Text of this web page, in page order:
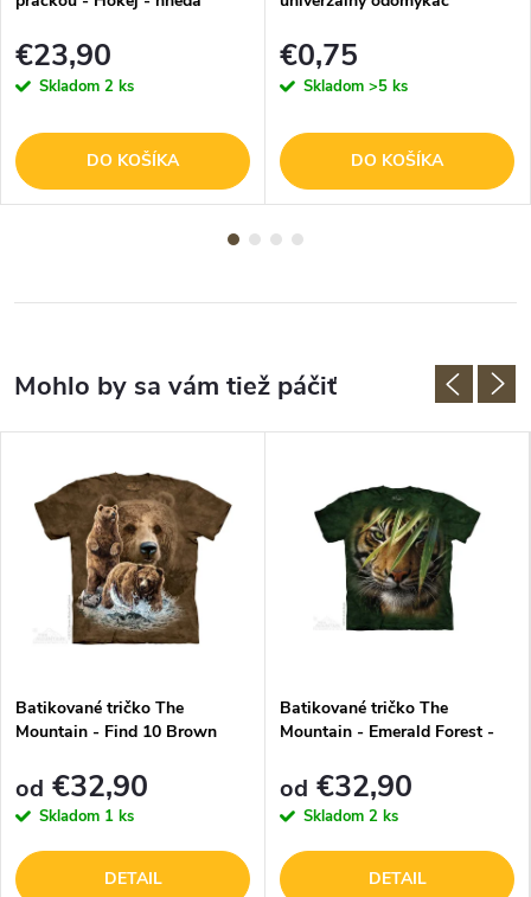
€23,90
Skladom 2 ks
DO KOŠÍKA
farba - 1 ks
€0,75
Skladom >5 ks
DO KOŠÍKA
Batikované tričko The
Mountain - Find 10 Brown
od €32,90
Skladom 1 ks
DETAIL
Batikované tričko The
Mountain - Emerald Forest -
od €32,90
Skladom 2 ks
DETAIL